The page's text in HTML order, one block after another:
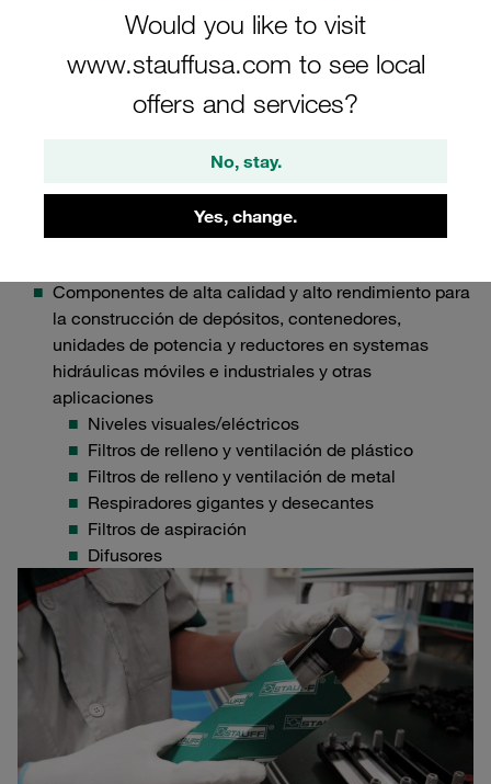
Would you like to visit
www.stauffusa.com to see local
offers and services?
No, stay.
Yes, change.
Razones para elegir STAUFF
Aplicaciones de los componentes STAUFF
Accesorios hidráulicos
Componentes de alta calidad y alto rendimiento para
la construcción de depósitos, contenedores,
unidades de potencia y reductores en systemas
hidráulicas móviles e industriales y otras
aplicaciones
Niveles visuales/eléctricos
Filtros de relleno y ventilación de plástico
Filtros de relleno y ventilación de metal
Respiradores gigantes y desecantes
Filtros de aspiración
Difusores